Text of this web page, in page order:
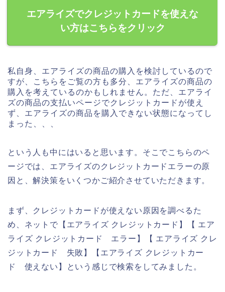
エアライズでクレジットカードを使えな
い方はこちらをクリック
私自身、エアライズの商品の購入を検討しているので
すが、こちらをご覧の方も多分、エアライズの商品の
購入を考えているのかもしれません。ただ、エアライ
ズの商品の支払いページでクレジットカードが使え
ず、エアライズの商品を購入できない状態になってし
まった、、、
という人も中にはいると思います。そこでこちらのペ
ージでは、エアライズのクレジットカードエラーの原
因と、解決策をいくつかご紹介させていただきます。
まず、クレジットカードが使えない原因を調べるた
め、ネットで【エアライズ クレジットカード】【 エア
ライズ クレジットカード エラー】【 エアライズ クレ
ジットカード 失敗】【エアライズ クレジットカー
ド 使えない】という感じで検索をしてみました。